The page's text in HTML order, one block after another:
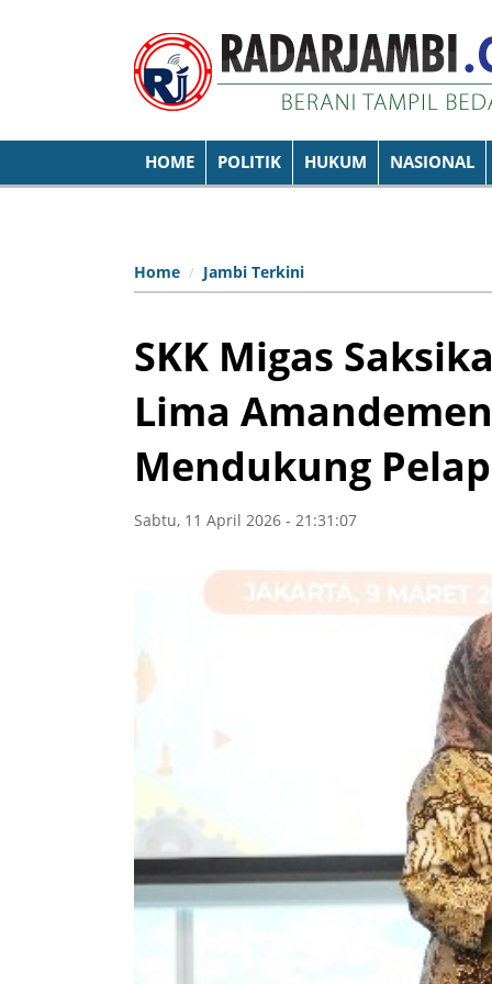
HOME POLITIK HUKUM NASIONAL
Home Jambi Terkini
SKK Migas
Lima
Mendukung
Sabtu, 11 April 2026 - 21:31:07